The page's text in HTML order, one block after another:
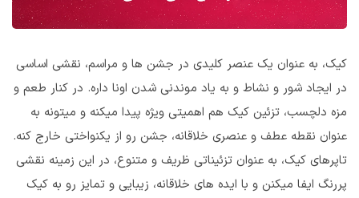
کیک، به عنوان یک عنصر کلیدی در جشن ها و مراسم، نقشی اساسی
در ایجاد شور و نشاط و به یاد موندنی شدن اونا داره. در کنار طعم و
مزه دلچسب، تزئین کیک هم اهمیتی ویژه پیدا میکنه و میتونه به
عنوان نقطه عطف و عنصری خلاقانه، جشن رو از یکنواختی خارج کنه.
تاپرهای کیک، به عنوان تزئیناتی ظریف و متنوع، در این زمینه نقشی
پررنگ ایفا میکنن و با ایده های خلاقانه، زیبایی و تمایز رو به کیک